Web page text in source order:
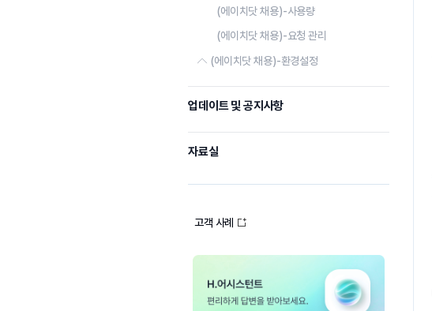
지원서
지원자 관리
지원서
평가 척도
(에이치닷 채용)-사용량
(에이치닷 채용)-요청 관리
(에이치닷 채용)-환경설정
스페이스 설정
사용자 관리
시스템 로그
업데이트 및 공지사항
자료실
고객 사례